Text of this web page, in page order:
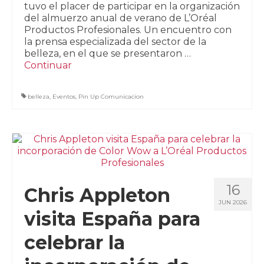
tuvo el placer de participar en la organización
del almuerzo anual de verano de L’Oréal
Productos Profesionales. Un encuentro con
la prensa especializada del sector de la
belleza, en el que se presentaron …
Continuar
belleza, Eventos, Pin Up Comunicacion
16
JUN 2026
Chris Appleton
visita España para
celebrar la